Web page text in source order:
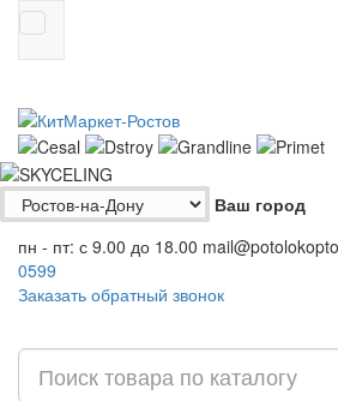
Ваш город
пн - пт: с 9.00 до 18.00
0599
Заказать обратный звонок